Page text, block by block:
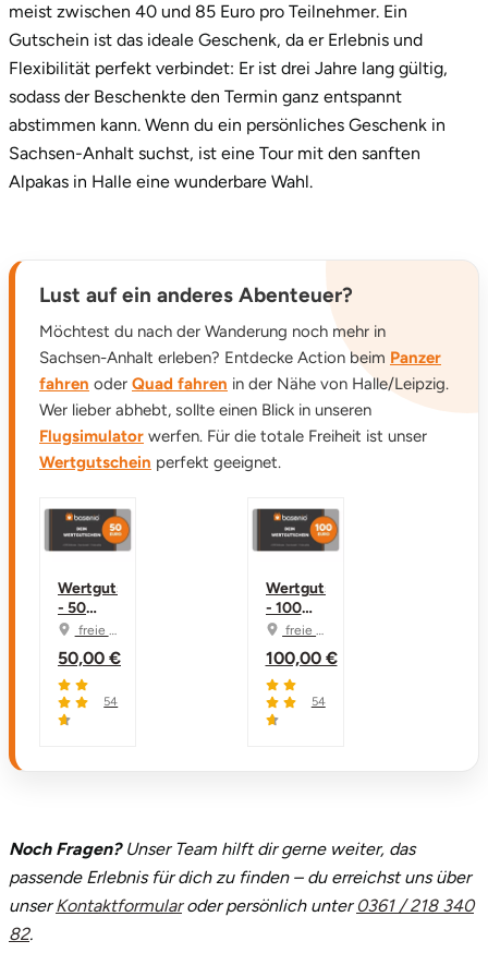
meist zwischen 40 und 85 Euro pro Teilnehmer. Ein
Gutschein ist das ideale Geschenk, da er Erlebnis und
Flexibilität perfekt verbindet: Er ist drei Jahre lang gültig,
sodass der Beschenkte den Termin ganz entspannt
abstimmen kann. Wenn du ein persönliches Geschenk in
Sachsen-Anhalt suchst, ist eine Tour mit den sanften
Alpakas in Halle eine wunderbare Wahl.
Lust auf ein anderes Abenteuer?
Möchtest du nach der Wanderung noch mehr in
Sachsen-Anhalt erleben? Entdecke Action beim Panzer
fahren oder Quad fahren in der Nähe von Halle/Leipzig.
Wer lieber abhebt, sollte einen Blick in unseren
Flugsimulator werfen. Für die totale Freiheit ist unser
Wertgutschein perfekt geeignet.
Wertgutschein
- 50
Eurofreie Auswahl
50,00 €
4.7 von 5
54
Wertgutschein
- 100
Eurofreie Auswahl
100,00 €
4.7 von 5
54
Noch Fragen?Unser Team hilft dir gerne weiter, das
passende Erlebnis für dich zu finden – du erreichst uns über
unserKontaktformularoder persönlich unter0361 / 218 340
82.